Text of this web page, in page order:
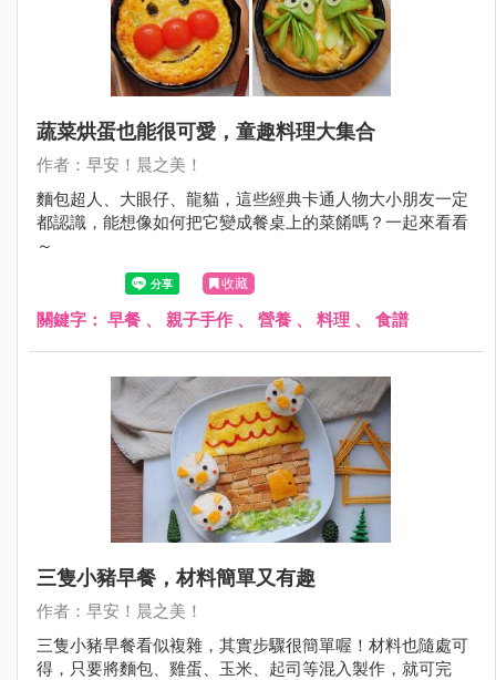
蔬菜烘蛋也能很可愛，童趣料理大集合
作者：早安！晨之美！
麵包超人、大眼仔、龍貓，這些經典卡通人物大小朋友一定
都認識，能想像如何把它變成餐桌上的菜餚嗎？一起來看看
～
收藏
關鍵字： 早餐 、 親子手作 、 營養 、 料理 、 食譜
三隻小豬早餐，材料簡單又有趣
作者：早安！晨之美！
三隻小豬早餐看似複雜，其實步驟很簡單喔！材料也隨處可
得，只要將麵包、雞蛋、玉米、起司等混入製作，就可完